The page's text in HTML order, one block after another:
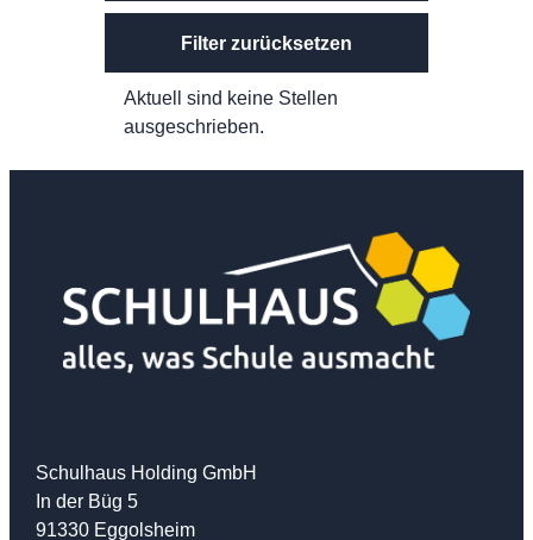
Filter zurücksetzen
Aktuell sind keine Stellen
ausgeschrieben.
Schulhaus Holding GmbH
In der Büg 5
91330 Eggolsheim